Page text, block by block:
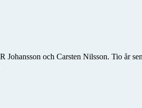
och Carsten Nilsson. Tio år